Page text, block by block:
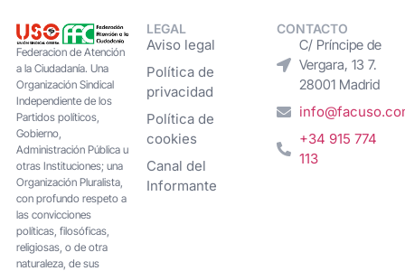
Federacion de Atención
a la Ciudadanía. Una
Organización Sindical
Independiente de los
Partidos políticos,
Gobierno,
Administración Pública u
otras Instituciones; una
Organización Pluralista,
con profundo respeto a
las convicciones
políticas, filosóficas,
religiosas, o de otra
naturaleza, de sus
LEGAL
Aviso legal
Política de
privacidad
Política de
cookies
Canal del
Informante
CONTACTO
C/ Príncipe de
Vergara, 13 7.
28001 Madrid
+34 915 774
113